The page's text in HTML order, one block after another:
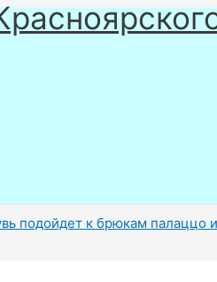
подойдет к брюкам палаццо